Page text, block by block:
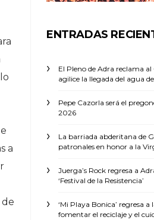
a
ENTRADAS
El Pleno de Adra reclama
agilice la llegada del agua
Pepe Cazorla será el
2026
La barriada abderitana de
patronales en honor a la
Juerga’s Rock regresa a
‘Festival de la Resistencia’
‘Mi Playa Bonica’ regresa
fomentar el reciclaje y el